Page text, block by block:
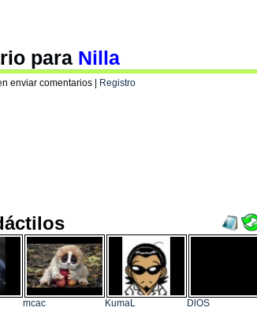
para Nilla
enviar comentarios | Registro
mcac KumaL DlOS